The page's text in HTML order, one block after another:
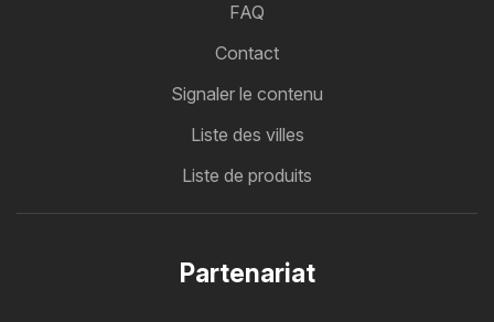
FAQ
Contact
Signaler le contenu
Liste des villes
Liste de produits
Partenariat